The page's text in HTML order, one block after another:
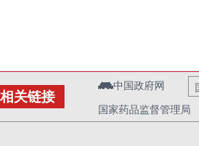
相关链接
中国政府网
国家药品监督管理局